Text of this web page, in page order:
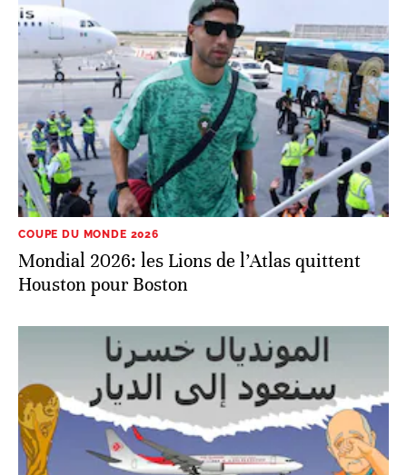
COUPE DU MONDE 2026
Mondial 2026: les Lions de l’Atlas quittent
Houston pour Boston